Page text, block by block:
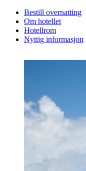
Bestill overnatting
Om hotellet
Hotellrom
Nyttig informasjon